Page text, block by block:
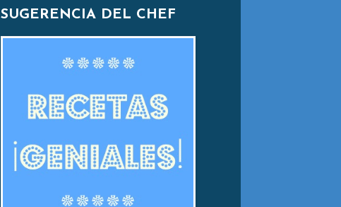
SUGERENCIA DEL CHEF